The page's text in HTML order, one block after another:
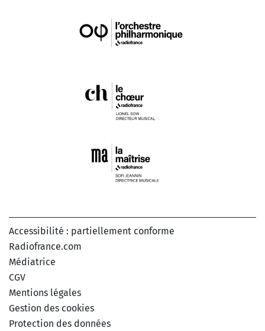
Accessibilité : partiellement conforme
Radiofrance.com
Médiatrice
CGV
Mentions légales
Gestion des cookies
Protection des données